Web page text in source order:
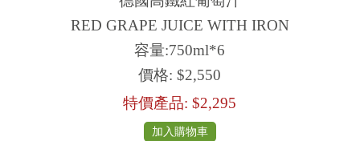
RED GRAPE JUICE WITH IRON
容量:750ml*6
價格: $2,550
特價產品: $2,295
加入購物車